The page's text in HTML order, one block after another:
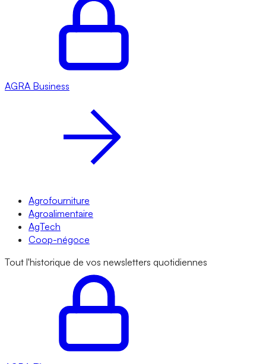
AGRA Business
Agrofourniture
Agroalimentaire
AgTech
Coop-négoce
Tout l'historique de vos newsletters quotidiennes